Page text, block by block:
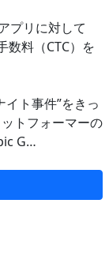
プリに対して
数料（CTC）を
ト事件”をきっ
トフォーマーの
G…